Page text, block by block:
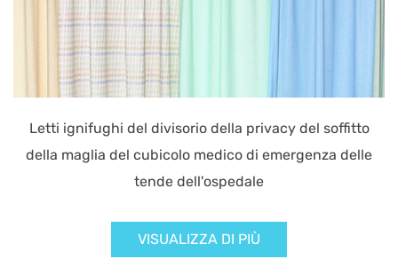
Letti ignifughi del divisorio della privacy del soffitto
della maglia del cubicolo medico di emergenza delle
tende dell'ospedale
VISUALIZZA DI PIÙ